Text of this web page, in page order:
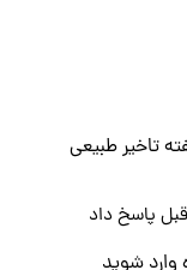
تاخیر طبیعی
پاسخ داد
وارد شوید